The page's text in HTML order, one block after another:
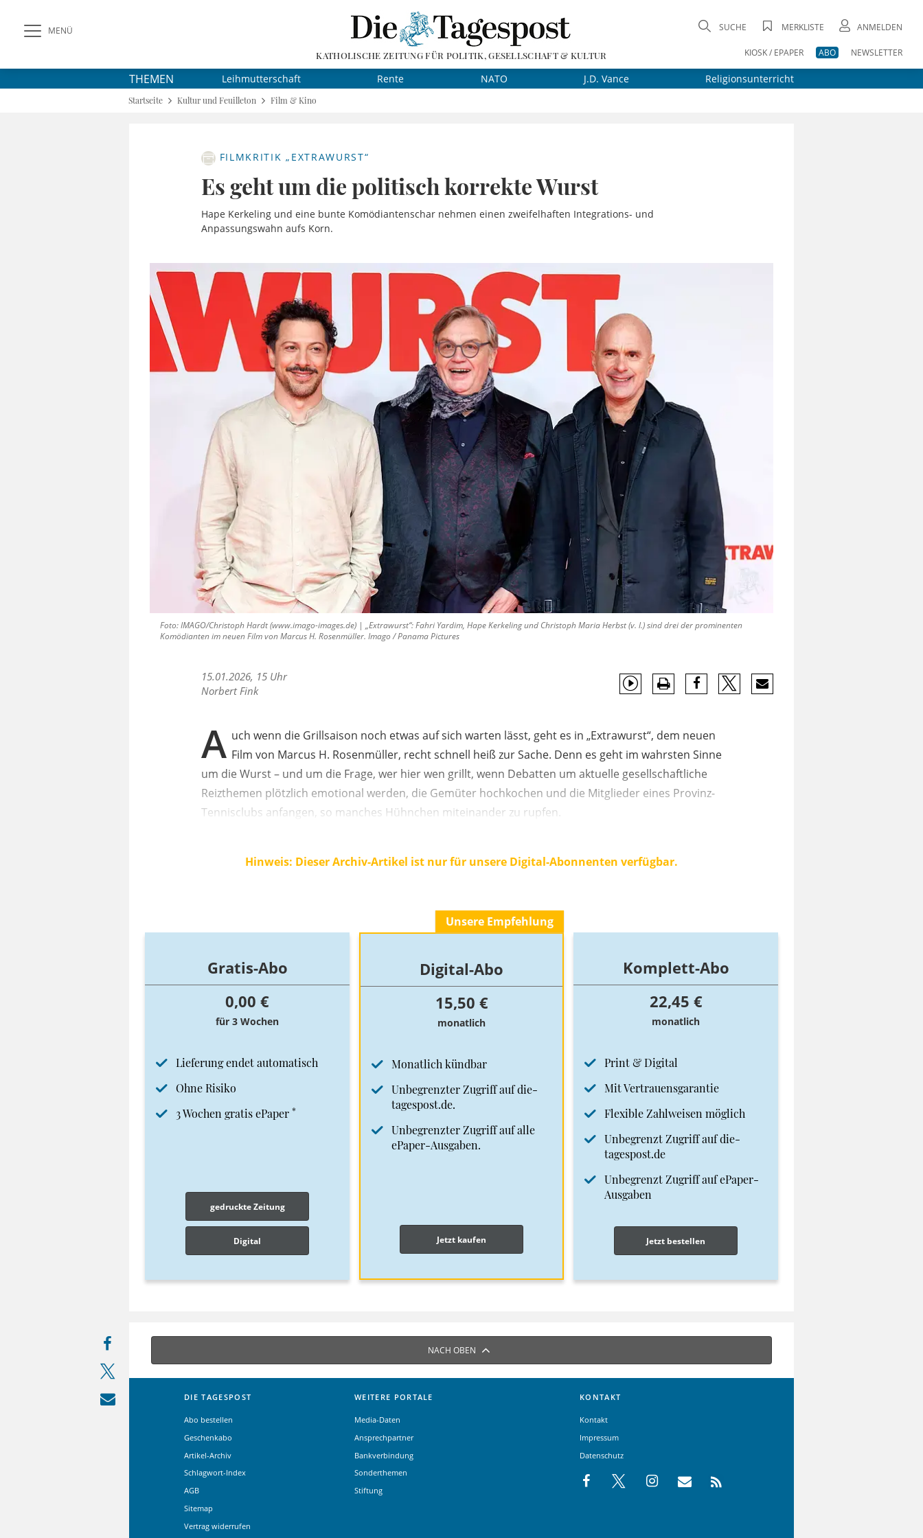
MENÜ
KATHOLISCHE ZEITUNG FÜR POLITIK, GESELLSCHAFT & KULTUR
SUCHE MERKLISTE ANMELDEN
KIOSK / EPAPER ABO NEWSLETTER
THEMEN Leihmutterschaft Rente NATO J.D. Vance Religionsunterricht
Startseite Kultur und Feuilleton Film & Kino
FILMKRITIK „EXTRAWURST“
Es geht um die politisch korrekte Wurst
Hape Kerkeling und eine bunte Komödiantenschar nehmen einen zweifelhaften Integrations- und
Anpassungswahn aufs Korn.
Foto: IMAGO/Christoph Hardt (www.imago-images.de) | „Extrawurst“: Fahri Yardim, Hape Kerkeling und Christoph Maria Herbst (v. l.) sind drei der prominenten
Komödianten im neuen Film von Marcus H. Rosenmüller. Imago / Panama Pictures
15.01.2026, 15 Uhr
Norbert Fink
A uch wenn die Grillsaison noch etwas auf sich warten lässt, geht es in „Extrawurst“, dem neuen
Film von Marcus H. Rosenmüller, recht schnell heiß zur Sache. Denn es geht im wahrsten Sinne
um die Wurst – und um die Frage, wer hier wen grillt, wenn Debatten um aktuelle gesellschaftliche
Reizthemen plötzlich emotional werden, die Gemüter hochkochen und die Mitglieder eines Provinz-
Tennisclubs anfangen, so manches Hühnchen miteinander zu rupfen.
Hinweis: Dieser Archiv-Artikel ist nur für unsere Digital-Abonnenten verfügbar.
Gratis-Abo
0,00 €
für 3 Wochen
Lieferung endet automatisch
Ohne Risiko
3 Wochen gratis ePaper *
gedruckte Zeitung
Digital
Unsere Empfehlung
Digital-Abo
15,50 €
monatlich
Monatlich kündbar
Unbegrenzter Zugriff auf die-
tagespost.de.
Unbegrenzter Zugriff auf alle
ePaper-Ausgaben.
Jetzt kaufen
Komplett-Abo
22,45 €
monatlich
Print & Digital
Mit Vertrauensgarantie
Flexible Zahlweisen möglich
Unbegrenzt Zugriff auf die-
tagespost.de
Unbegrenzt Zugriff auf ePaper-
Ausgaben
Jetzt bestellen
NACH OBEN
DIE TAGESPOST
Abo bestellen
Geschenkabo
Artikel-Archiv
Schlagwort-Index
AGB
Sitemap
Vertrag widerrufen
WEITERE PORTALE
Media-Daten
Ansprechpartner
Bankverbindung
Sonderthemen
Stiftung
KONTAKT
Kontakt
Impressum
Datenschutz